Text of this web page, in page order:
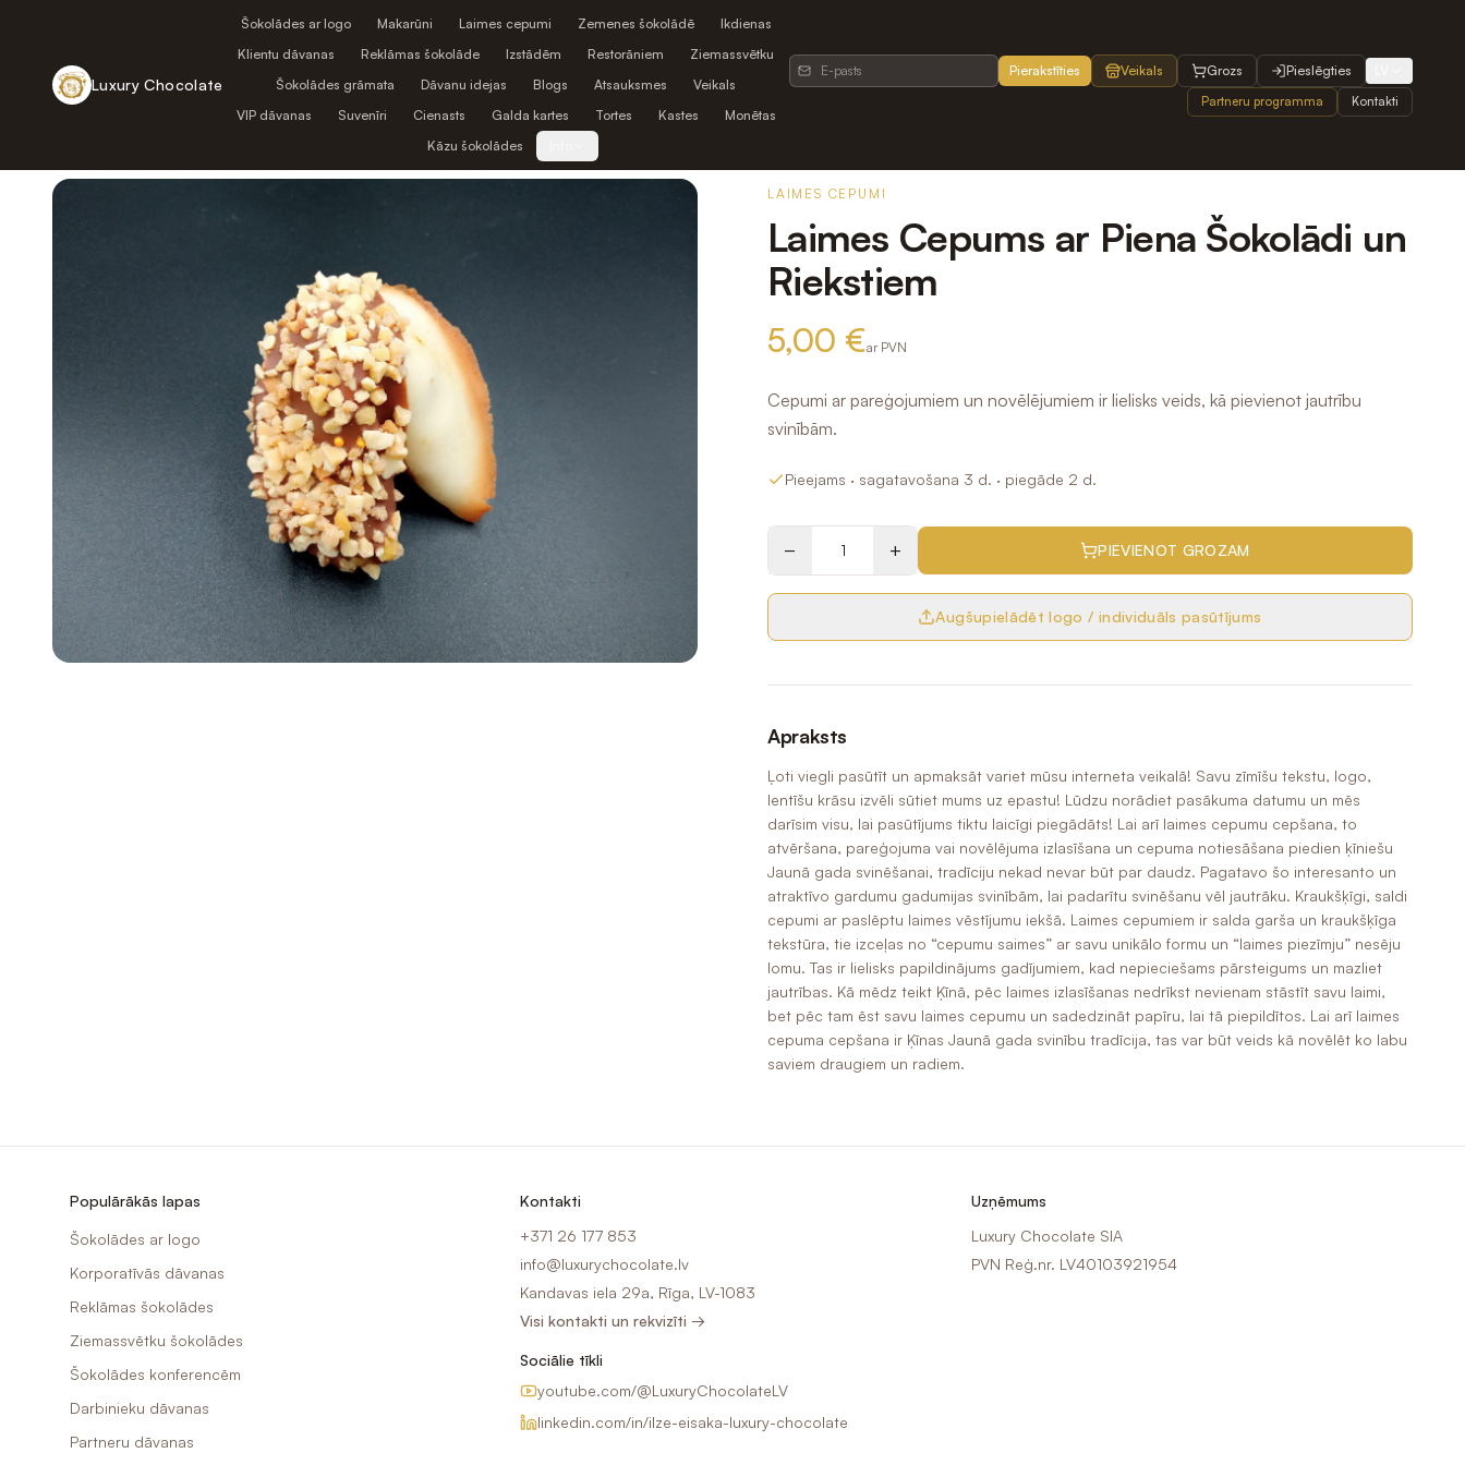
Luxury Chocolate
Šokolādes ar logo Makarūni Laimes cepumi Zemenes šokolādē
Ikdienas
Klientu dāvanas
Reklāmas šokolāde Izstādēm Restorāniem
Ziemassvētku
Šokolādes grāmata
Dāvanu idejas Blogs Atsauksmes
Veikals
VIP dāvanas
Suvenīri Cienasts Galda kartes Tortes Kastes
Monētas
Kāzu šokolādes
Pierakstīties Veikals Grozs Pieslēgties
Partneru programma Kontakti
LAIMES CEPUMI
Laimes Cepums ar Piena Šokolādi un
Riekstiem
5,00 €ar PVN
Cepumi ar pareģojumiem un novēlējumiem ir lielisks veids, kā pievienot jautrību
svinībām.
Pieejams · sagatavošana 3 d. · piegāde 2 d.
− + PIEVIENOT GROZAM
Augšupielādēt logo / individuāls pasūtījums
Apraksts
Ļoti viegli pasūtīt un apmaksāt variet mūsu interneta veikalā! Savu zīmīšu tekstu, logo,
lentīšu krāsu izvēli sūtiet mums uz epastu! Lūdzu norādiet pasākuma datumu un mēs
darīsim visu, lai pasūtījums tiktu laicīgi piegādāts! Lai arī laimes cepumu cepšana, to
atvēršana, pareģojuma vai novēlējuma izlasīšana un cepuma notiesāšana piedien ķīniešu
Jaunā gada svinēšanai, tradīciju nekad nevar būt par daudz. Pagatavo šo interesanto un
atraktīvo gardumu gadumijas svinībām, lai padarītu svinēšanu vēl jautrāku. Kraukšķīgi, saldi
cepumi ar paslēptu laimes vēstījumu iekšā. Laimes cepumiem ir salda garša un kraukšķīga
tekstūra, tie izceļas no “cepumu saimes” ar savu unikālo formu un “laimes piezīmju” nesēju
lomu. Tas ir lielisks papildinājums gadījumiem, kad nepieciešams pārsteigums un mazliet
jautrības. Kā mēdz teikt Ķīnā, pēc laimes izlasīšanas nedrīkst nevienam stāstīt savu laimi,
bet pēc tam ēst savu laimes cepumu un sadedzināt papīru, lai tā piepildītos. Lai arī laimes
cepuma cepšana ir Ķīnas Jaunā gada svinību tradīcija, tas var būt veids kā novēlēt ko labu
saviem draugiem un radiem.
Populārākās lapas
Šokolādes ar logo
Korporatīvās dāvanas
Reklāmas šokolādes
Ziemassvētku šokolādes
Šokolādes konferencēm
Darbinieku dāvanas
Partneru dāvanas
Kontakti
+371 26 177 853
info@luxurychocolate.lv
Kandavas iela 29a, Rīga, LV-1083
Visi kontakti un rekvizīti →
Sociālie tīkli
youtube.com/@LuxuryChocolateLV
linkedin.com/in/ilze-eisaka-luxury-chocolate
Uzņēmums
Luxury Chocolate SIA
PVN Reģ.nr. LV40103921954